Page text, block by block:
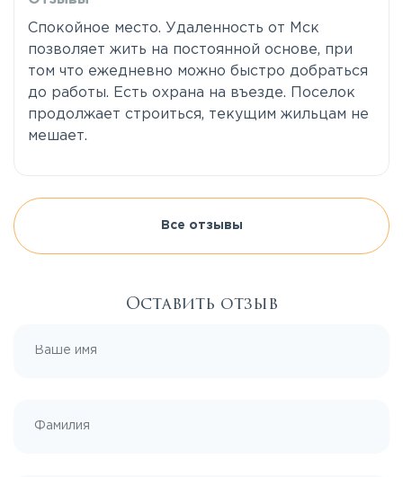
Спокойное место. Удаленность от Мск
позволяет жить на постоянной основе, при
том что ежедневно можно быстро добраться
до работы. Есть охрана на въезде. Поселок
продолжает строиться, текущим жильцам не
мешает.
Все отзывы
Оставить отзыв